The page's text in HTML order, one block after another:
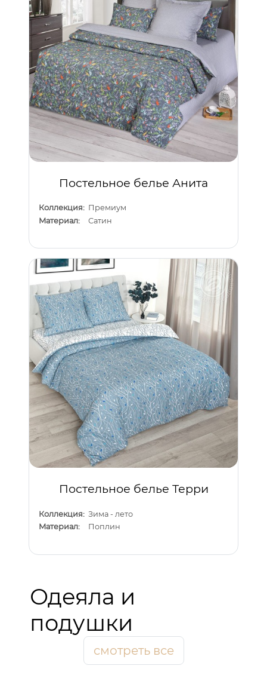
Постельное белье Анита
Коллекция: Премиум
Материал:
Сатин
Постельное белье Терри
Коллекция: Зима - лето
Материал:
Поплин
Одеяла и
подушки
смотреть все